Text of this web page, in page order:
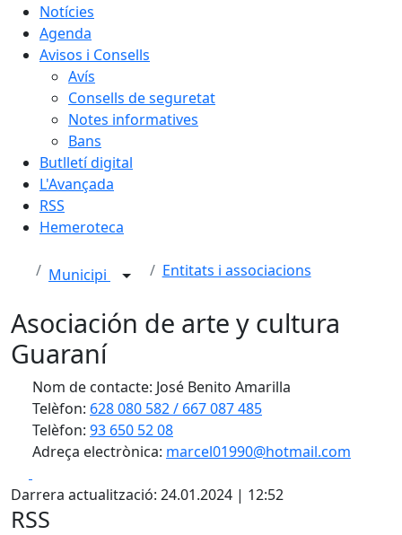
Notícies
Agenda
Avisos i Consells
Avís
Consells de seguretat
Notes informatives
Bans
Butlletí digital
L'Avançada
RSS
Hemeroteca
Municipi Entitats i associacions
Asociación de arte y cultura
Guaraní
Nom de contacte: José Benito Amarilla
Telèfon: 628 080 582 / 667 087 485
Telèfon: 93 650 52 08
Adreça electrònica: marcel01990@hotmail.com
Darrera actualització: 24.01.2024 | 12:52
RSS